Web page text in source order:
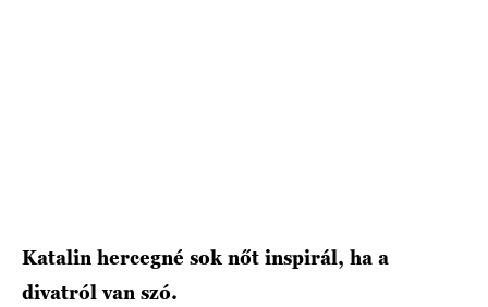
Katalin hercegné sok nőt inspirál, ha a
divatról van szó.